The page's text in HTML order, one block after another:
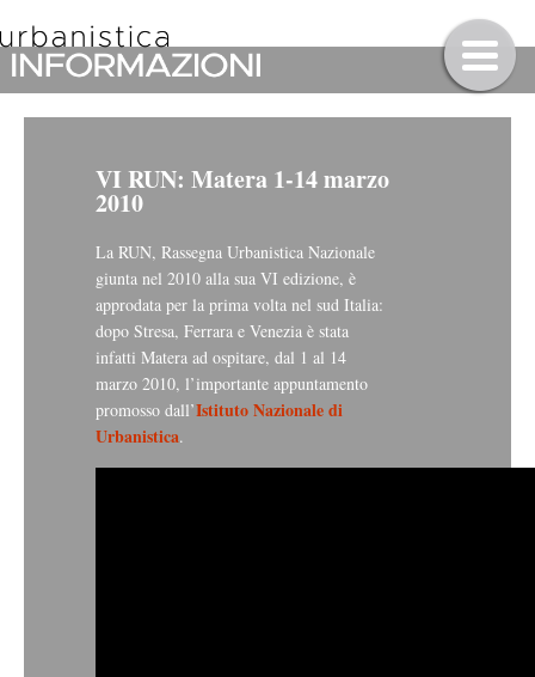
VI RUN: Matera 1-14 marzo
2010
La RUN, Rassegna Urbanistica Nazionale
giunta nel 2010 alla sua VI edizione, è
approdata per la prima volta nel sud Italia:
dopo Stresa, Ferrara e Venezia è stata
infatti Matera ad ospitare, dal 1 al 14
marzo 2010, l’importante appuntamento
promosso dall’Istituto Nazionale di
Urbanistica.